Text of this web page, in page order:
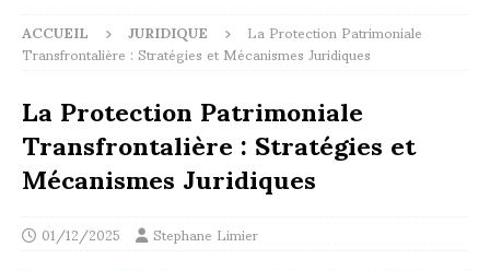
ACCUEIL JURIDIQUE La Protection Patrimoniale
Transfrontalière : Stratégies et Mécanismes Juridiques
La Protection Patrimoniale
Transfrontalière : Stratégies et
Mécanismes Juridiques
01/12/2025 Stephane Limier